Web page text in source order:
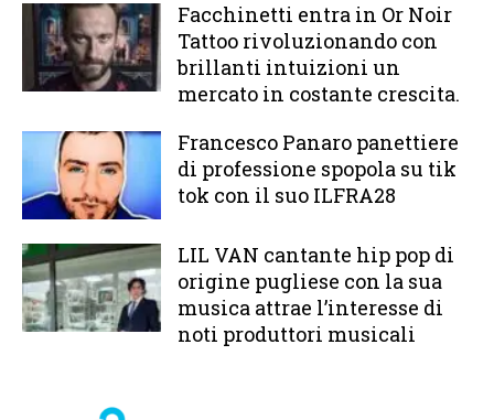
Facchinetti entra in Or Noir
Tattoo rivoluzionando con
brillanti intuizioni un
mercato in costante crescita.
Francesco Panaro panettiere
di professione spopola su tik
tok con il suo ILFRA28
LIL VAN cantante hip pop di
origine pugliese con la sua
musica attrae l’interesse di
noti produttori musicali